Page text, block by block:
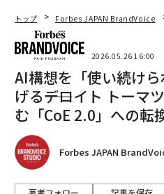
トップ Forbes JAPAN BrandVoice
2026.05.26 16:00
AI構想を「使い続け
げる――デロイト トー
む「CoE 2.0」への転
Forbes JAPAN